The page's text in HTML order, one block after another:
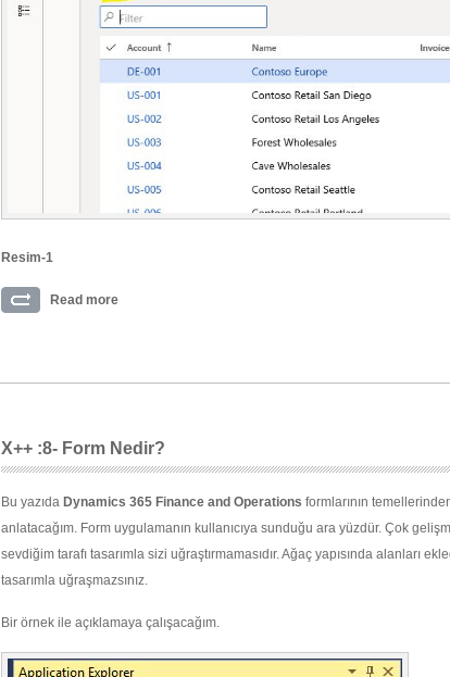
Resim-1
Read more
X++ :8- Form Nedir?
Bu yazıda Dynamics 365 Finance and Operations formlarının
anlatacağım. Form uygulamanın kullanıcıya sunduğu ara yüzdür. Çok
sevdiğim tarafı tasarımla sizi uğraştırmamasıdır. Ağaç yapısında alanları
tasarımla uğraşmazsınız.
Bir örnek ile açıklamaya çalışacağım.